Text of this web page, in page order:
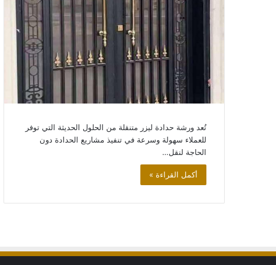
تُعد ورشة حدادة ليزر متنقلة من الحلول الحديثة التي توفر
للعملاء سهولة وسرعة في تنفيذ مشاريع الحدادة دون
الحاجة لنقل…
أكمل القراءة »
سواتر
وحواجز
اسعار
سواتر
الحوش والسطح